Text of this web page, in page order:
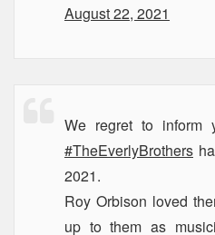
August 22, 2021
We regret to inform
#TheEverlyBrothers
2021.
Roy Orbison loved
up to them as